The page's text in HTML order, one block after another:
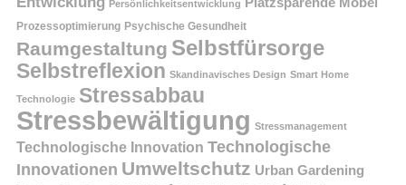
Persönlichkeitsentwicklung
Prozessoptimierung Psychische Gesundheit
Raumgestaltung Selbstfürsorge
Selbstreflexion Skandinavisches Design Smart Home
Technologie Stressabbau
Stressbewältigung Stressmanagement
Technologische Innovation Technologische
Innovationen Umweltschutz Urban Gardening